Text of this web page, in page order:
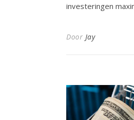
investeringen
Door Jay